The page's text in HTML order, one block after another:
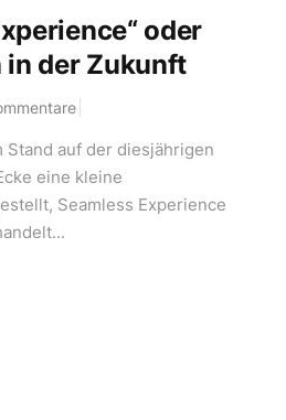
oder
in der Zukunft
Stand auf der diesjährigen
eine kleine
Seamless Experience